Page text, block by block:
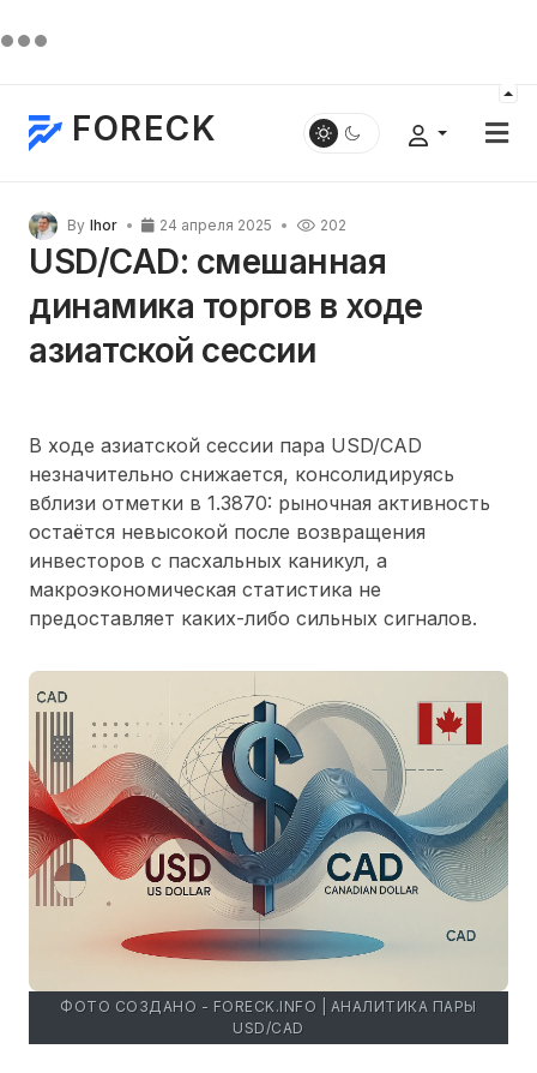
FORECK
By Ihor 24 апреля 2025 202
USD/CAD: смешанная
динамика торгов в ходе
азиатской сессии
B ходе азиатской сессии пара USD/CAD
незначительно снижается, консолидируясь
вблизи отметки в 1.3870: рыночная активность
остаётся невысокой после возвращения
инвесторов c пасхальных каникул, а
макроэкономическая статистика не
предоставляет каких-либо сильных сигналов.
ФОТО СОЗДАНО - FORECK.INFO | АНАЛИТИКА ПАРЫ
USD/CAD